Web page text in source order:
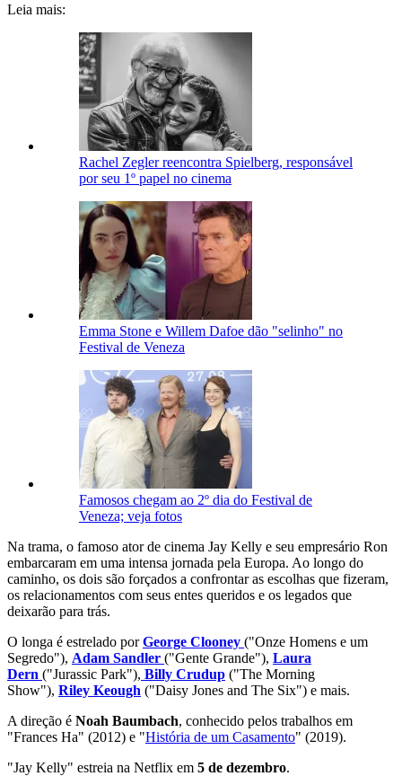
Leia mais:
Rachel Zegler reencontra Spielberg, responsável
por seu 1º papel no cinema
Emma Stone e Willem Dafoe dão "selinho" no
Festival de Veneza
Famosos chegam ao 2º dia do Festival de
Veneza; veja fotos
Na trama, o famoso ator de cinema Jay Kelly e seu empresário Ron
embarcaram em uma intensa jornada pela Europa. Ao longo do
caminho, os dois são forçados a confrontar as escolhas que fizeram,
os relacionamentos com seus entes queridos e os legados que
deixarão para trás.
O longa é estrelado porGeorge Clooney ("Onze Homens e um
Segredo"), Adam Sandler ("Gente Grande"), Laura
Dern ("Jurassic Park"), Billy Crudup ("The Morning
Show"), Riley Keough ("Daisy Jones and The Six") e mais.
A direção é Noah Baumbach, conhecido pelos trabalhos em
"Frances Ha" (2012) e "História de um Casamento" (2019).
"Jay Kelly" estreia na Netflix em 5 de dezembro.